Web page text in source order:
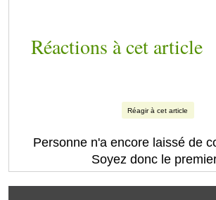
Réactions à cet article
Réagir à cet article
Personne n'a encore laissé de
Soyez donc le